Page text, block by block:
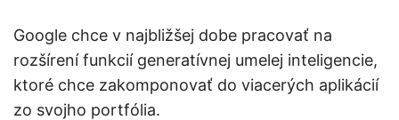
Google chce v najbližšej dobe pracovať na
rozšírení funkcií generatívnej umelej inteligencie,
ktoré chce zakomponovať do viacerých aplikácií
zo svojho portfólia.